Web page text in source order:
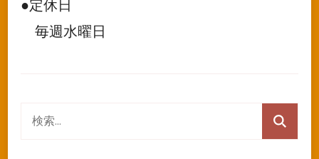
●定休日
毎週水曜日
検